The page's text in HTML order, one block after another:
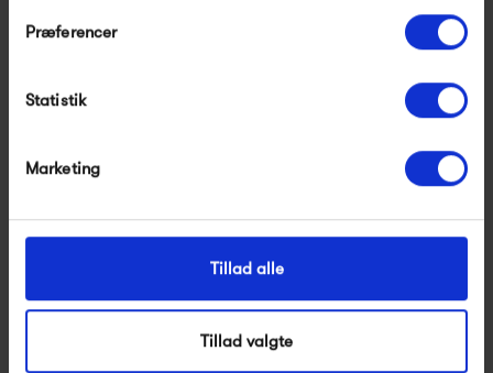
Præferencer
Statistik
Marketing
Tillad alle
Tillad valgte
3910
250,00 kr
Discomedusae
250,00 kr